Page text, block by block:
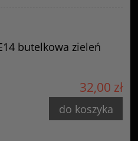
butelkowa zieleń
32,00 zł
do koszyka